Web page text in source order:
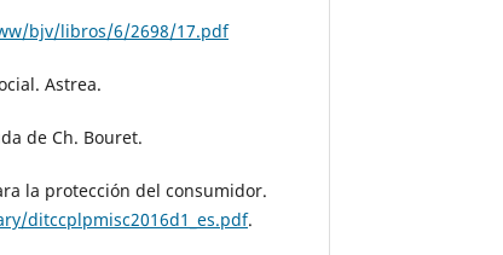
bjv/libros/6/2698/17.pdf
Astrea.
de Ch. Bouret.
la protección del consumidor.
ditccplpmisc2016d1_es.pdf.